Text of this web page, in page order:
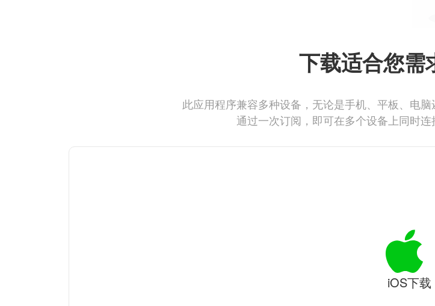
下载适合您需
此应用程序兼容多种设备，无论是手机、平板、电脑
通过一次订阅，即可在多个设备上同时连
iOS下载